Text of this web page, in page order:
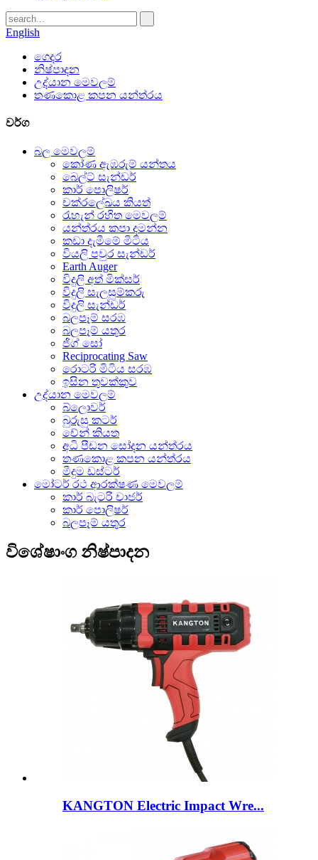
English
ගෙදර
නිෂ්පාදන
උද්යාන මෙවලම්
තණකොළ කපන යන්ත්රය
වර්ග
බල මෙවලම්
කෝණ ඇඹරුම් යන්තය
බෙල්ට් සැන්ඩර්
කාර් පොලිෂර්
චක්රලේඛය කියත්
රැහැන් රහිත මෙවලම්
යන්ත්රය කපා දමන්න
කඩා දැමීමේ මිටිය
වියලි පවුර සැන්ඩර්
Earth Auger
විදුලි අත් මික්සර්
විදුලි සැලසුම්කරු
විදුලි සැන්ඩර්
බලපෑම් සරඹ
බලපෑම් යතුර
ජිග් සෝ
Reciprocating Saw
රොටරි මිටිය සරඹ
ඉසින තුවක්කුව
උද්යාන මෙවලම්
බ්ලොවර්
බුරුසු කටර්
චේන් කියත
අධි පීඩන සෝදන යන්ත්රය
තණකොළ කපන යන්ත්රය
මීදුම ඩස්ටර්
මෝටර් රථ ආරක්ෂණ මෙවලම්
කාර් බැටරි චාජර්
කාර් පොලිෂර්
බලපෑම් යතුර
විශේෂාංග නිෂ්පාදන
KANGTON Electric Impact Wre...